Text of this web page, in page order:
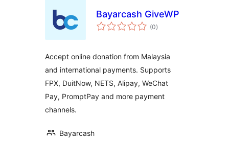
Bayarcash GiveWP
(0total
aprecieri
)
Accept online donation from Malaysia
and international payments. Supports
FPX, DuitNow, NETS, Alipay, WeChat
Pay, PromptPay and more payment
channels.
Bayarcash